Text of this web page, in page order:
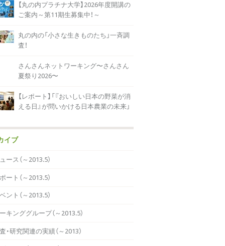
【丸の内プラチナ大学】2026年度開講の
ご案内～第11期生募集中！～
丸の内の「小さな生きものたち」一斉調
査！
さんさんネットワーキング〜さんさん
夏祭り2026〜
【レポート】「『おいしい日本の野菜が消
える日』が問いかける日本農業の未来」
イブ
ース（～2013.5）
ート（～2013.5）
ント（～2013.5）
キンググループ（～2013.5）
・研究関連の実績（～2013）